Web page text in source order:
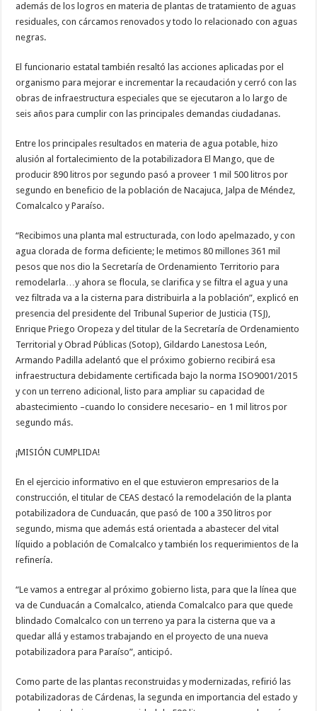
además de los logros en materia de plantas de tratamiento de aguas
residuales, con cárcamos renovados y todo lo relacionado con aguas
negras.
El funcionario estatal también resaltó las acciones aplicadas por el
organismo para mejorar e incrementar la recaudación y cerró con las
obras de infraestructura especiales que se ejecutaron a lo largo de
seis años para cumplir con las principales demandas ciudadanas.
Entre los principales resultados en materia de agua potable, hizo
alusión al fortalecimiento de la potabilizadora El Mango, que de
producir 890 litros por segundo pasó a proveer 1 mil 500 litros por
segundo en beneficio de la población de Nacajuca, Jalpa de Méndez,
Comalcalco y Paraíso.
“Recibimos una planta mal estructurada, con lodo apelmazado, y con
agua clorada de forma deficiente; le metimos 80 millones 361 mil
pesos que nos dio la Secretaría de Ordenamiento Territorio para
remodelarla…y ahora se flocula, se clarifica y se filtra el agua y una
vez filtrada va a la cisterna para distribuirla a la población”, explicó en
presencia del presidente del Tribunal Superior de Justicia (TSJ),
Enrique Priego Oropeza y del titular de la Secretaría de Ordenamiento
Territorial y Obrad Públicas (Sotop), Gildardo Lanestosa León,
Armando Padilla adelantó que el próximo gobierno recibirá esa
infraestructura debidamente certificada bajo la norma ISO9001/2015
y con un terreno adicional, listo para ampliar su capacidad de
abastecimiento –cuando lo considere necesario– en 1 mil litros por
segundo más.
¡MISIÓN CUMPLIDA!
En el ejercicio informativo en el que estuvieron empresarios de la
construcción, el titular de CEAS destacó la remodelación de la planta
potabilizadora de Cunduacán, que pasó de 100 a 350 litros por
segundo, misma que además está orientada a abastecer del vital
líquido a población de Comalcalco y también los requerimientos de la
refinería.
“Le vamos a entregar al próximo gobierno lista, para que la línea que
va de Cunduacán a Comalcalco, atienda Comalcalco para que quede
blindado Comalcalco con un terreno ya para la cisterna que va a
quedar allá y estamos trabajando en el proyecto de una nueva
potabilizadora para Paraíso”, anticipó.
Como parte de las plantas reconstruidas y modernizadas, refirió las
potabilizadoras de Cárdenas, la segunda en importancia del estado y